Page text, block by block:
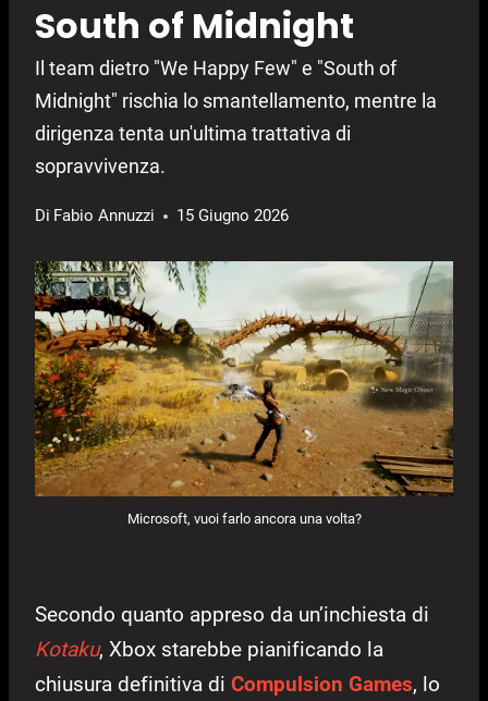
South of Midnight
Il team dietro "We Happy Few" e "South of
Midnight" rischia lo smantellamento, mentre la
dirigenza tenta un'ultima trattativa di
sopravvivenza.
Di Fabio Annuzzi 15 Giugno 2026
Microsoft, vuoi farlo ancora una volta?
Secondo quanto appreso da un’inchiesta di
Kotaku, Xbox starebbe pianificando la
chiusura definitiva di Compulsion Games, lo